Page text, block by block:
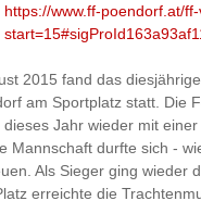
https://www.ff-poendorf.at/
2015 fand das
am Sportplatz statt. Die
Jahr wieder mit
Mannschaft durfte sich -
Als Sieger ging wieder
erreichte die